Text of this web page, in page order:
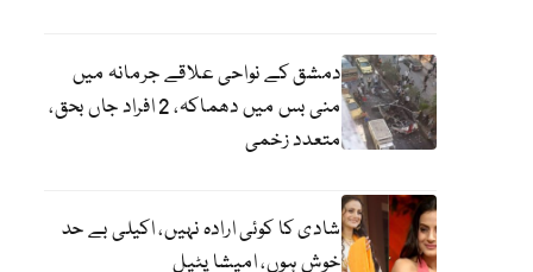
دمشق کے نواحی علاقے جرمانہ میں
منی بس میں دھماکہ، 2 افراد جاں بحق،
متعدد زخمی
شادی کا کوئی ارادہ نہیں، اکیلی بے حد
خوش ہوں، امیشا پٹیل